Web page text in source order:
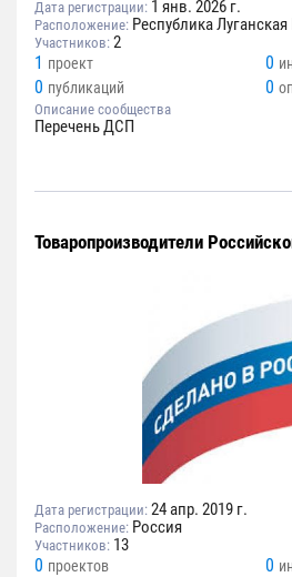
Дата регистрации: 1 янв. 2026 г.
Расположение: Республика
Участников: 2
1 проект 0
0 публикаций 0
Описание сообщества
Перечень ДСП
Товаропроизводители
Дата регистрации: 24 апр. 2019 г.
Расположение: Россия
Участников: 13
0 проектов 0